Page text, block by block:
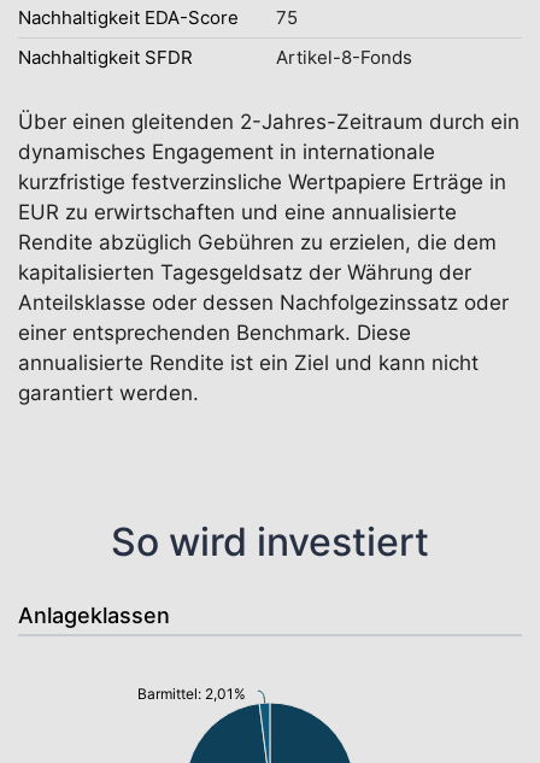
Nachhaltigkeit EDA-Score
75
Nachhaltigkeit SFDR
Artikel-8-Fonds
Über einen gleitenden 2-Jahres-Zeitraum durch ein
dynamisches Engagement in internationale
kurzfristige festverzinsliche Wertpapiere Erträge in
EUR zu erwirtschaften und eine annualisierte
Rendite abzüglich Gebühren zu erzielen, die dem
kapitalisierten Tagesgeldsatz der Währung der
Anteilsklasse oder dessen Nachfolgezinssatz oder
einer entsprechenden Benchmark. Diese
annualisierte Rendite ist ein Ziel und kann nicht
garantiert werden.
So wird investiert
Anlageklassen
Barmittel: 2,01%